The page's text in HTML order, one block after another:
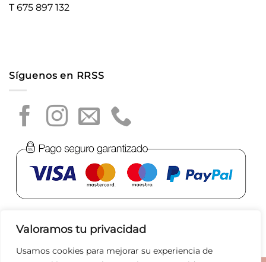
Valoramos tu privacidad
Usamos cookies para mejorar su experiencia de
T 675 897 132
Síguenos en RRSS